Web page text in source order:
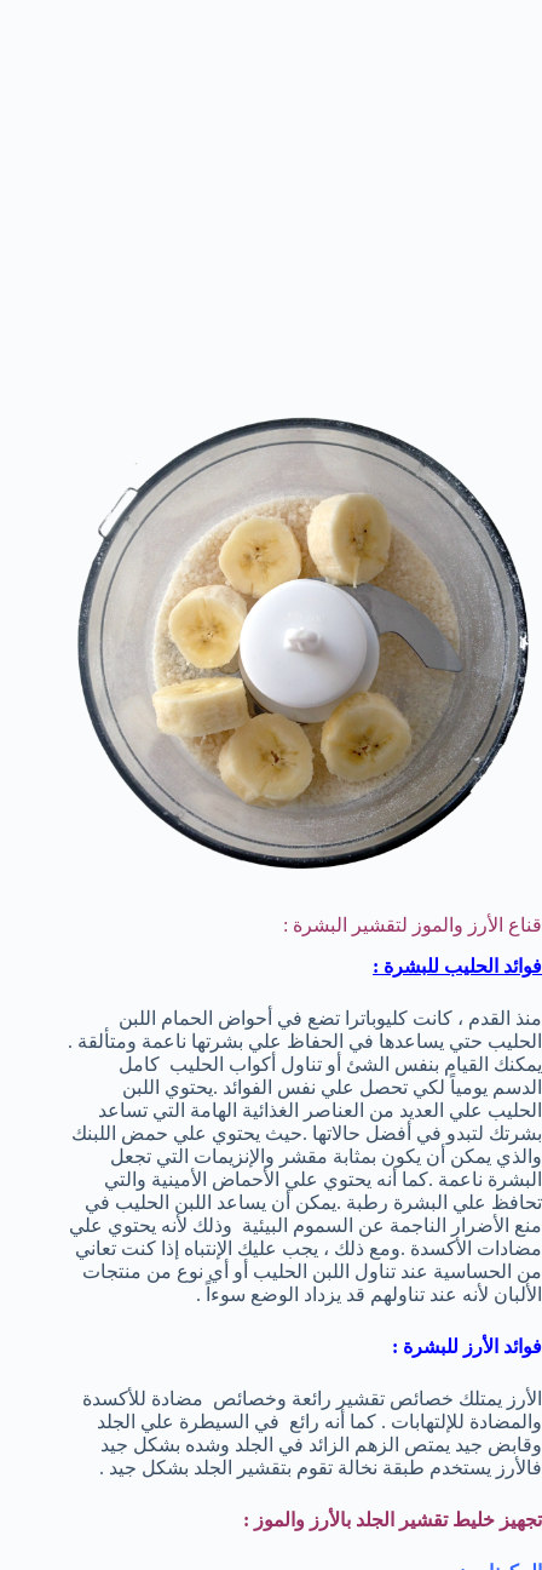
قناع الأرز والموز لتقشير البشرة :
فوائد الحليب للبشرة :
منذ القدم ، كانت كليوباترا تضع في أحواض الحمام اللبن
الحليب حتي يساعدها في الحفاظ علي بشرتها ناعمة ومتألقة .
يمكنك القيام بنفس الشئ أو تناول أكواب الحليب كامل
الدسم يومياً لكي تحصل علي نفس الفوائد .يحتوي اللبن
الحليب علي العديد من العناصر الغذائية الهامة التي تساعد
بشرتك لتبدو في أفضل حالاتها .حيث يحتوي علي حمض اللبنك
والذي يمكن أن يكون بمثابة مقشر والإنزيمات التي تجعل
البشرة ناعمة .كما أنه يحتوي علي الأحماض الأمينية والتي
تحافظ علي البشرة رطبة .يمكن أن يساعد اللبن الحليب في
منع الأضرار الناجمة عن السموم البيئية وذلك لأنه يحتوي علي
مضادات الأكسدة .ومع ذلك ، يجب عليك الإنتباه إذا كنت تعاني
من الحساسية عند تناول اللبن الحليب أو أي نوع من منتجات
الألبان لأنه عند تناولهم قد يزداد الوضع سوءاً .
فوائد الأرز للبشرة :
الأرز يمتلك خصائص تقشير رائعة وخصائص مضادة للأكسدة
والمضادة للإلتهابات . كما أنه رائع في السيطرة علي الجلد
وقابض جيد يمتص الزهم الزائد في الجلد وشده بشكل جيد
فالأرز يستخدم طبقة نخالة تقوم بتقشير الجلد بشكل جيد .
تجهيز خليط تقشير الجلد بالأرز والموز :